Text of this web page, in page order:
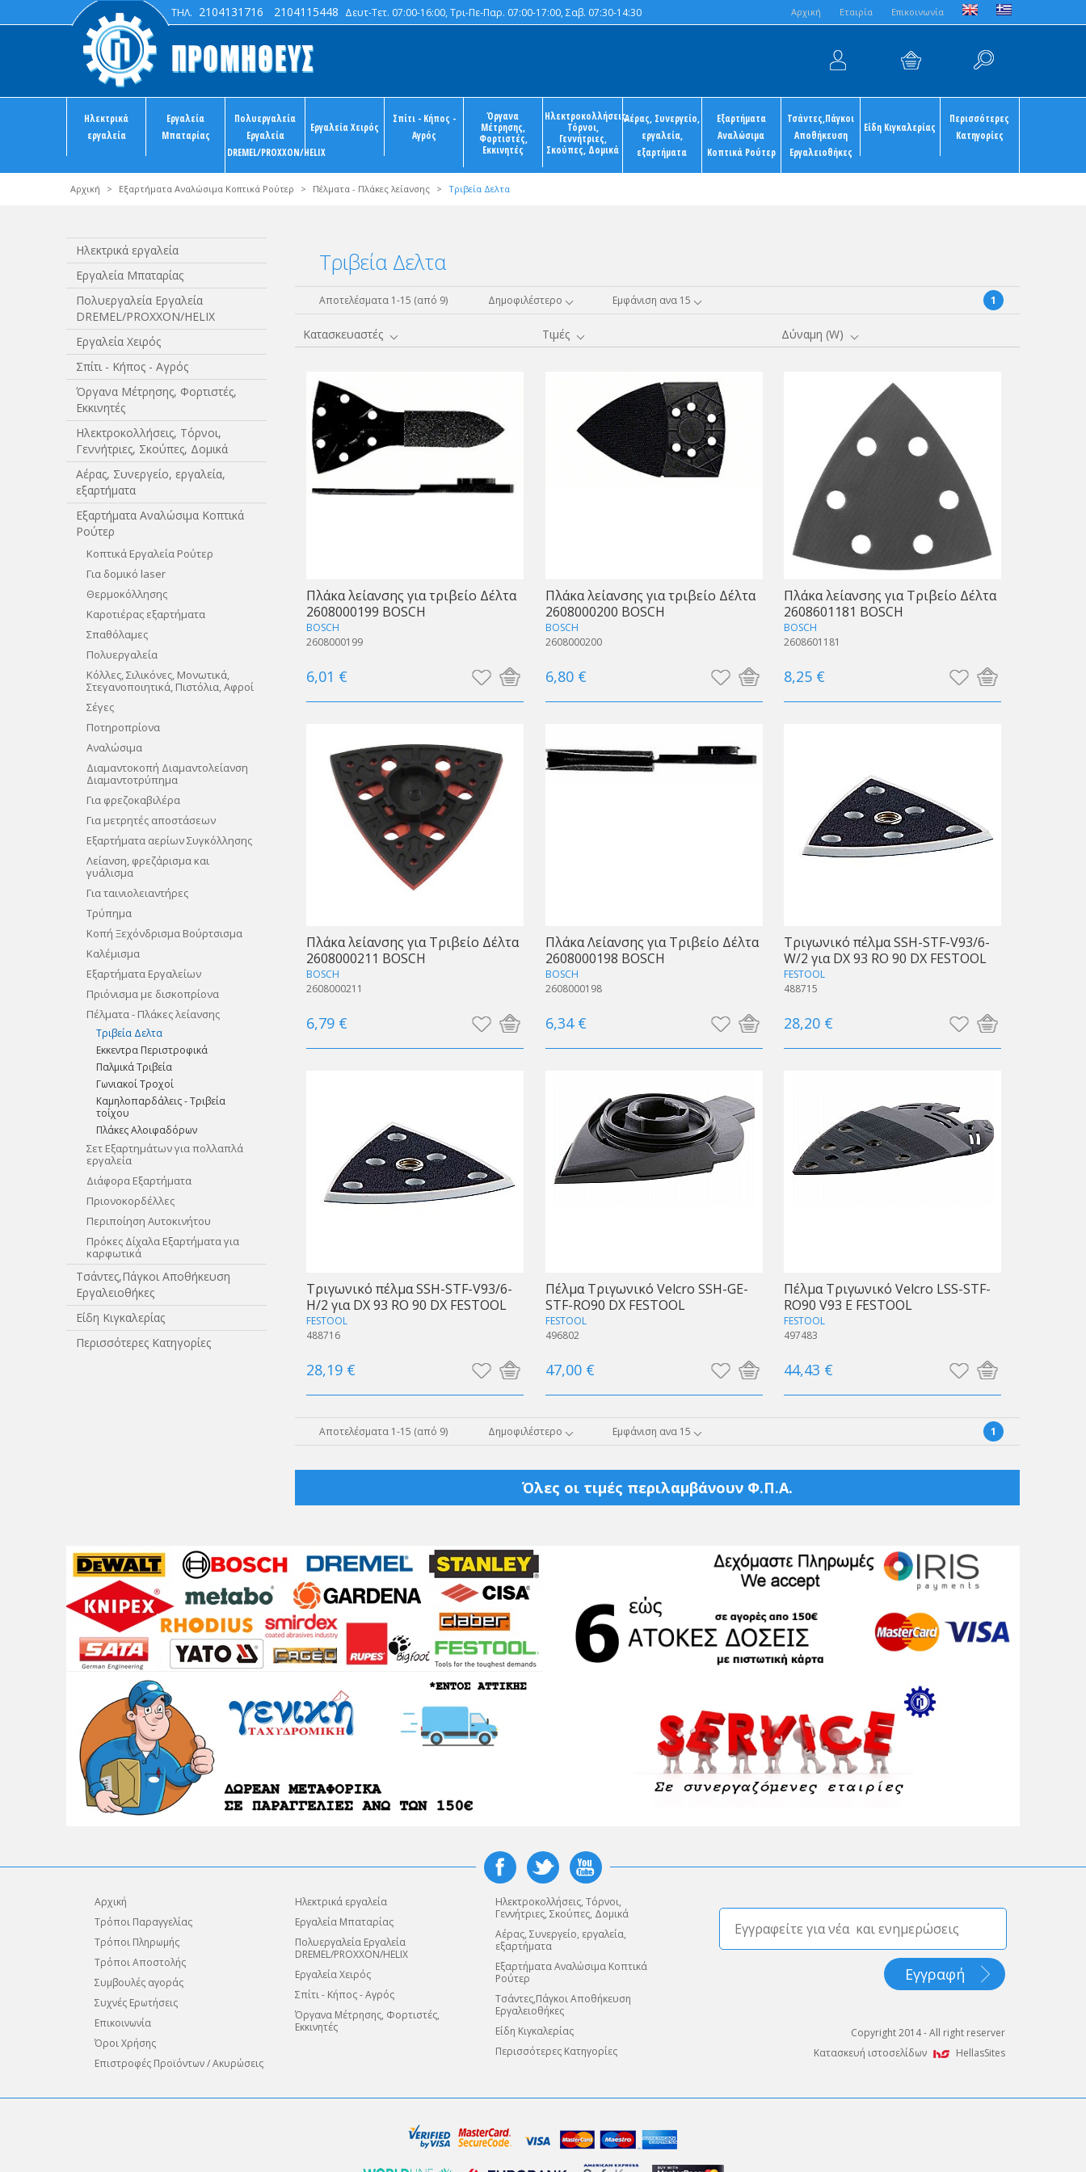
Aρχική Εταιρία Επικοινωνία
ΤΗΛ. 2104131716 2104115448 Δευτ-Τετ. 07:00-16:00, Τρι-Πε-Παρ. 07:00-17:00, Σαβ. 07:30-14:30
Ηλεκτρικά
εργαλεία
Εργαλεία
Μπαταρίας
Πολυεργαλεία
Εργαλεία
DREMEL/PROXXON/HELIX
Εργαλεία Χειρός
Σπίτι - Κήπος -
Αγρός
Όργανα
Μέτρησης,
Φορτιστές,
Εκκινητές
Ηλεκτροκολλήσεις,
Τόρνοι,
Γεννήτριες,
Σκούπες, Δομικά
Αέρας, Συνεργείο,
εργαλεία,
εξαρτήματα
Εξαρτήματα
Αναλώσιμα
Κοπτικά Ρούτερ
Τσάντες,Πάγκοι
Αποθήκευση
Εργαλειοθήκες
Είδη Κιγκαλερίας
Περισσότερες
Κατηγορίες
Αρχική > Εξαρτήματα Αναλώσιμα Κοπτικά Ρούτερ > Πέλματα - Πλάκες λείανσης > Τριβεία Δελτα
Ηλεκτρικά εργαλεία
Εργαλεία Μπαταρίας
Πολυεργαλεία Εργαλεία
DREMEL/PROXXON/HELIX
Εργαλεία Χειρός
Σπίτι - Κήπος - Αγρός
Όργανα Μέτρησης, Φορτιστές,
Εκκινητές
Ηλεκτροκολλήσεις, Τόρνοι,
Γεννήτριες, Σκούπες, Δομικά
Αέρας, Συνεργείο, εργαλεία,
εξαρτήματα
Εξαρτήματα Αναλώσιμα Κοπτικά
Ρούτερ
Κοπτικά Εργαλεία Ρούτερ
Για δομικό laser
Θερμοκόλλησης
Καροτιέρας εξαρτήματα
Σπαθόλαμες
Πολυεργαλεία
Κόλλες, Σιλικόνες, Μονωτικά,
Στεγανοποιητικά, Πιστόλια, Αφροί
Σέγες
Ποτηροπρίονα
Αναλώσιμα
Διαμαντοκοπή Διαμαντολείανση
Διαμαντοτρύπημα
Για φρεζοκαβιλέρα
Για μετρητές αποστάσεων
Εξαρτήματα αερίων Συγκόλλησης
Λείανση, φρεζάρισμα και
γυάλισμα
Για ταινιολειαντήρες
Τρύπημα
Κοπή Ξεχόνδρισμα Βούρτσισμα
Καλέμισμα
Εξαρτήματα Εργαλείων
Πριόνισμα με δισκοπρίονα
Πέλματα - Πλάκες λείανσης
Τριβεία Δελτα
Εκκεντρα Περιστροφικά
Παλμικά Τριβεία
Γωνιακοί Τροχοί
Καμηλοπαρδάλεις - Τριβεία
τοίχου
Πλάκες Αλοιφαδόρων
Σετ Εξαρτημάτων για πολλαπλά
εργαλεία
Διάφορα Εξαρτήματα
Πριονοκορδέλλες
Περιποίηση Αυτοκινήτου
Πρόκες Δίχαλα Εξαρτήματα για
καρφωτικά
Τσάντες,Πάγκοι Αποθήκευση
Εργαλειοθήκες
Είδη Κιγκαλερίας
Περισσότερες Κατηγορίες
Τριβεία Δελτα
Αποτελέσματα 1-15 (από 9) Δημοφιλέστερο Εμφάνιση ανα 15 1
Κατασκευαστές Τιμές Δύναμη (W)
Πλάκα λείανσης για τριβείο Δέλτα
2608000199 BOSCH
BOSCH
2608000199
6,01 €
Πλάκα λείανσης για τριβείο Δέλτα
2608000200 BOSCH
BOSCH
2608000200
6,80 €
Πλάκα λείανσης για Τριβείο Δέλτα
2608601181 BOSCH
BOSCH
2608601181
8,25 €
Πλάκα λείανσης για Τριβείο Δέλτα
2608000211 BOSCH
BOSCH
2608000211
6,79 €
Πλάκα Λείανσης για Τριβείο Δέλτα
2608000198 BOSCH
BOSCH
2608000198
6,34 €
Τριγωνικό πέλμα SSH-STF-V93/6-
W/2 για DX 93 RO 90 DX FESTOOL
FESTOOL
488715
28,20 €
Τριγωνικό πέλμα SSH-STF-V93/6-
H/2 για DX 93 RO 90 DX FESTOOL
FESTOOL
488716
28,19 €
Πέλμα Τριγωνικό Velcro SSH-GE-
STF-RO90 DX FESTOOL
FESTOOL
496802
47,00 €
Πέλμα Τριγωνικό Velcro LSS-STF-
RO90 V93 E FESTOOL
FESTOOL
497483
44,43 €
Αποτελέσματα 1-15 (από 9) Δημοφιλέστερο Εμφάνιση ανα 15 1
Όλες οι τιμές περιλαμβάνουν Φ.Π.Α.
Αρχική
Τρόποι Παραγγελίας
Τρόποι Πληρωμής
Τρόποι Αποστολής
Συμβουλές αγοράς
Συχνές Ερωτήσεις
Επικοινωνία
Όροι Χρήσης
Επιστροφές Προϊόντων / Ακυρώσεις
Ηλεκτρικά εργαλεία
Εργαλεία Μπαταρίας
Πολυεργαλεία Εργαλεία
DREMEL/PROXXON/HELIX
Εργαλεία Χειρός
Σπίτι - Κήπος - Αγρός
Όργανα Μέτρησης, Φορτιστές,
Εκκινητές
Ηλεκτροκολλήσεις, Τόρνοι,
Γεννήτριες, Σκούπες, Δομικά
Αέρας, Συνεργείο, εργαλεία,
εξαρτήματα
Εξαρτήματα Αναλώσιμα Κοπτικά
Ρούτερ
Τσάντες,Πάγκοι Αποθήκευση
Εργαλειοθήκες
Είδη Κιγκαλερίας
Περισσότερες Κατηγορίες
Copyright 2014 - All right reserver
Κατασκευή ιστοσελίδων
HellasSites